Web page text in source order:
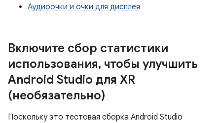
Аудиоочки и очки для дисплея
Включите сбор статистики
использования, чтобы улучшить
Android Studio для XR
(необязательно)
Поскольку это тестовая сборка Android Studio